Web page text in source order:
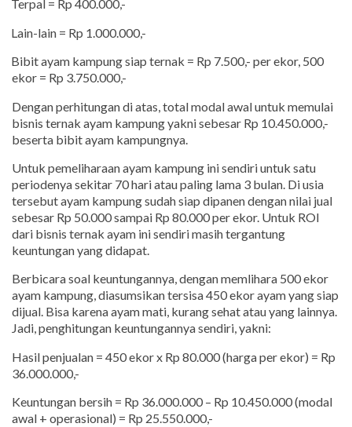
Terpal = Rp 400.000,-
Lain-lain = Rp 1.000.000,-
Bibit ayam kampung siap ternak = Rp 7.500,- per ekor, 500
ekor = Rp 3.750.000,-
Dengan perhitungan di atas, total modal awal untuk memulai
bisnis ternak ayam kampung yakni sebesar Rp 10.450.000,-
beserta bibit ayam kampungnya.
Untuk pemeliharaan ayam kampung ini sendiri untuk satu
periodenya sekitar 70 hari atau paling lama 3 bulan. Di usia
tersebut ayam kampung sudah siap dipanen dengan nilai jual
sebesar Rp 50.000 sampai Rp 80.000 per ekor. Untuk ROI
dari bisnis ternak ayam ini sendiri masih tergantung
keuntungan yang didapat.
Berbicara soal keuntungannya, dengan memlihara 500 ekor
ayam kampung, diasumsikan tersisa 450 ekor ayam yang siap
dijual. Bisa karena ayam mati, kurang sehat atau yang lainnya.
Jadi, penghitungan keuntungannya sendiri, yakni:
Hasil penjualan = 450 ekor x Rp 80.000 (harga per ekor) = Rp
36.000.000,-
Keuntungan bersih = Rp 36.000.000 – Rp 10.450.000 (modal
awal + operasional) = Rp 25.550.000,-